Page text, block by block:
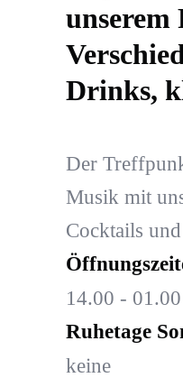
unserem
Drinks,
Der
Musik mit
Cocktails
14.00 -
Ruhetage
keine